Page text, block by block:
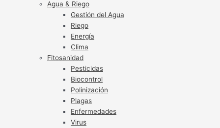
Agua & Riego
Gestión del Agua
Riego
Energía
Clima
Fitosanidad
Pesticidas
Biocontrol
Polinización
Plagas
Enfermedades
Virus